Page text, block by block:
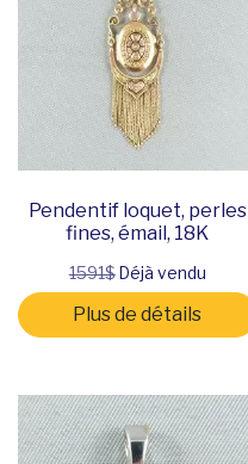
Pendentif loquet, perles
fines, émail, 18K
1591$Déjà vendu
Plus de détails